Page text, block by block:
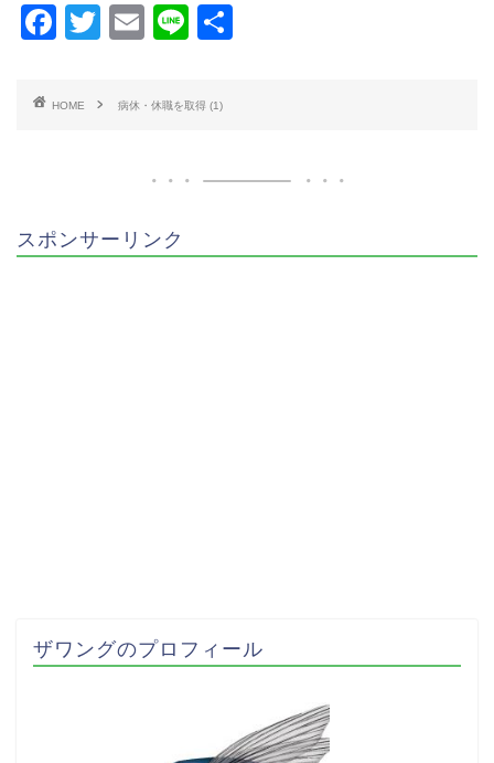
F
c
o
k
T
tt
E
ai
Li
e
HOME 病休・休職を取得 (1)
スポンサーリンク
ザワングのプロフィール